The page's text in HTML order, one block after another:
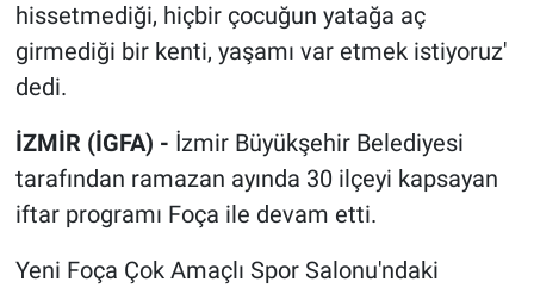
hissetmediği, hiçbir çocuğun yatağa aç
girmediği bir kenti, yaşamı var etmek istiyoruz'
dedi.
İZMİR (İGFA) - İzmir Büyükşehir Belediyesi
tarafından ramazan ayında 30 ilçeyi kapsayan
iftar programı Foça ile devam etti.
Yeni Foça Çok Amaçlı Spor Salonu'ndaki